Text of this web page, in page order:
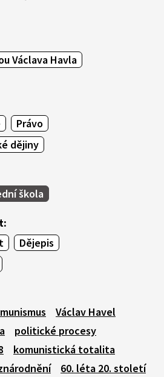
Václava Havla
Právo
dějiny
škola
Dějepis
Václav Havel
politické procesy
komunistická totalita
60. léta 20. století